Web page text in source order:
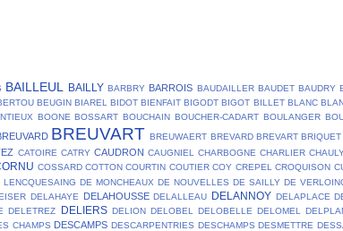
BAILLEUL BAILLY BARBRY BARROIS BAUDAILLER BAUDET BAUDRY
BEUGIN BIAREL BIDOT BIENFAIT BIGODT BIGOT BILLET BLANC
BOONE BOSSART BOUCHAIN BOUCHER-CADART BOULANGER
BREUVART BREUWAERT BREVARD BREVART BRIQUET
CATOIRE CATRY CAUDRON CAUGNIEL CHARBOGNE CHARLIER
COSSARD COTTON COURTIN COUTIER COY CREPEL CROQUISON
LENCQUESAING DE MONCHEAUX DE NOUVELLES DE SAILLY DE
DELAHAYE DELAHOUSSE DELALLEAU DELANNOY DELAPLACE
DELETREZ DELIERS DELION DELOBEL DELOBELLE DELOMEL
CHAMPS DESCAMPS DESCARPENTRIES DESCHAMPS DESMETTRE